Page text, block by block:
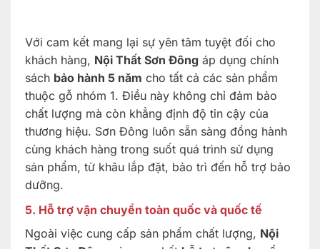
Với cam kết mang lại sự yên tâm tuyệt đối cho
khách hàng, Nội Thất Sơn Đông áp dụng chính
sách bảo hành 5 năm cho tất cả các sản phẩm
thuộc gỗ nhóm 1. Điều này không chỉ đảm bảo
chất lượng mà còn khẳng định độ tin cậy của
thương hiệu. Sơn Đông luôn sẵn sàng đồng hành
cùng khách hàng trong suốt quá trình sử dụng
sản phẩm, từ khâu lắp đặt, bảo trì đến hỗ trợ bảo
dưỡng.
5. Hỗ trợ vận chuyển toàn quốc và quốc tế
Ngoài việc cung cấp sản phẩm chất lượng, Nội